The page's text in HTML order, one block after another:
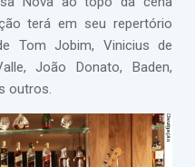
terá em seu repertório
Tom Jobim, Vinicius de
João Donato, Baden,
outros.